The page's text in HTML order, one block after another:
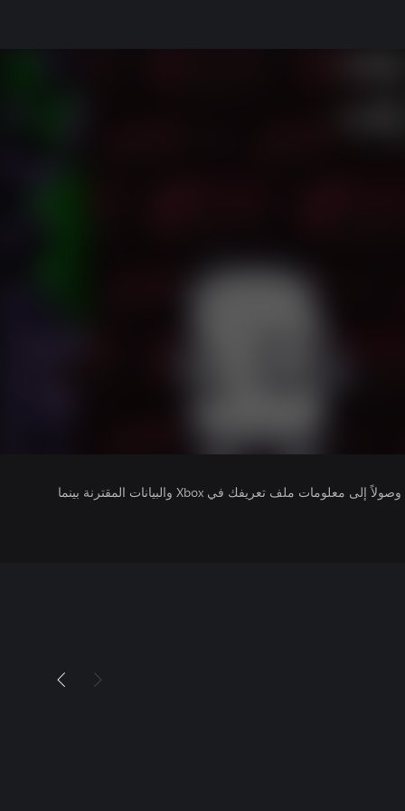
يتلقى ناشرو الألعاب التي تقوم بتشغيلها وصولاً إلى معلومات ملف تعريفك في Xbox والبيانات المقترنة بينما